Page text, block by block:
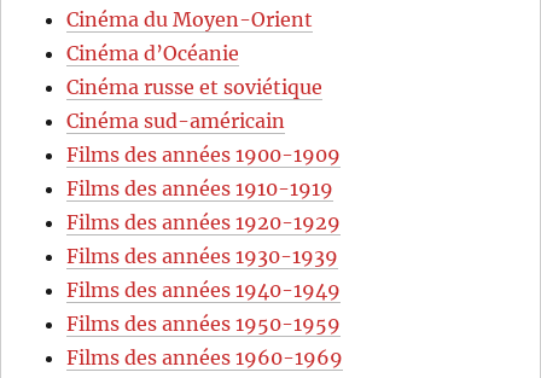
Cinéma du Moyen-Orient
Cinéma d’Océanie
Cinéma russe et soviétique
Cinéma sud-américain
Films des années 1900-1909
Films des années 1910-1919
Films des années 1920-1929
Films des années 1930-1939
Films des années 1940-1949
Films des années 1950-1959
Films des années 1960-1969